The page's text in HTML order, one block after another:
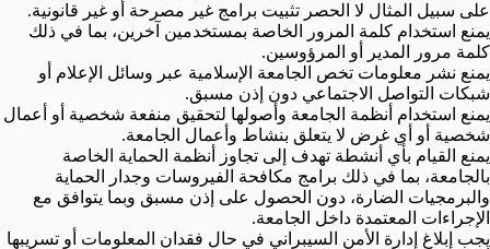
على سبيل المثال لا الحصر تثبيت برامج غير مصرحة أو غير قانونية.
يمنع استخدام كلمة المرور الخاصة بمستخدمين آخرين، بما في ذلك
كلمة مرور المدير أو المرؤوسين.
يمنع نشر معلومات تخص الجامعة الإسلامية عبر وسائل الإعلام أو
شبكات التواصل الاجتماعي دون إذن مسبق.
يمنع استخدام أنظمة الجامعة وأصولها لتحقيق منفعة شخصية أو أعمال
شخصية أو أي غرض لا يتعلق بنشاط وأعمال الجامعة.
يمنع القيام بأي أنشطة تهدف إلى تجاوز أنظمة الحماية الخاصة
بالجامعة، بما في ذلك برامج مكافحة الفيروسات وجدار الحماية
والبرمجيات الضارة، دون الحصول على إذن مسبق وبما يتوافق مع
الإجراءات المعتمدة داخل الجامعة.
يجب إبلاغ إدارة الأمن السيبراني في حال فقدان المعلومات أو تسريبها